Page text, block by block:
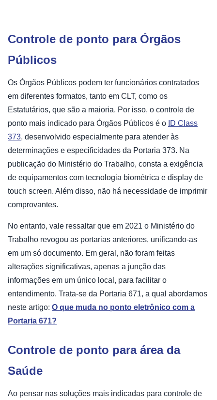
Controle de ponto para Órgãos
Públicos
Os Órgãos Públicos podem ter funcionários contratados
em diferentes formatos, tanto em CLT, como os
Estatutários, que são a maioria. Por isso, o controle de
ponto mais indicado para Órgãos Públicos é o ID Class
373, desenvolvido especialmente para atender às
determinações e especificidades da Portaria 373. Na
publicação do Ministério do Trabalho, consta a exigência
de equipamentos com tecnologia biométrica e display de
touch screen. Além disso, não há necessidade de imprimir
comprovantes.
No entanto, vale ressaltar que em 2021 o Ministério do
Trabalho revogou as portarias anteriores, unificando-as
em um só documento. Em geral, não foram feitas
alterações significativas, apenas a junção das
informações em um único local, para facilitar o
entendimento. Trata-se da Portaria 671, a qual abordamos
neste artigo: O que muda no ponto eletrônico com a
Portaria 671?
Controle de ponto para área da
Saúde
Ao pensar nas soluções mais indicadas para controle de